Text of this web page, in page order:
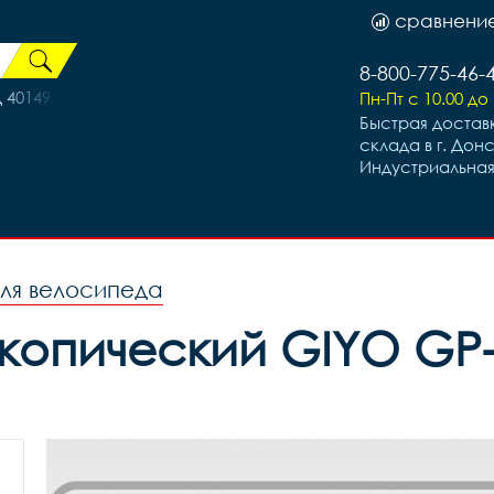
8-800-775-46-
Пн-Пт с 10.00 до
Быстрая
склада в г.
велосипеда
GIYO